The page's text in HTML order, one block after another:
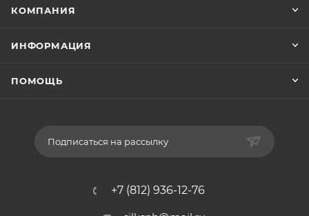
КОМПАНИЯ
ИНФОРМАЦИЯ
ПОМОЩЬ
Подписаться на рассылку
+7 (812) 936-12-76